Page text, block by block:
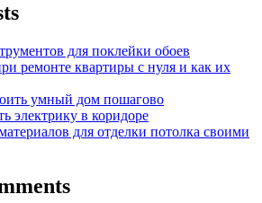
для поклейки обоев
ремонте квартиры с нуля и как их
умный дом пошагово
электрику в коридоре
для отделки потолка своими